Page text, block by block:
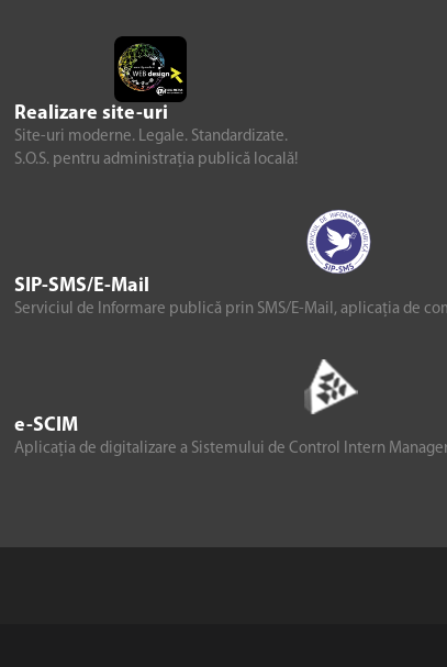
Realizare site-uri
Site-uri moderne. Legale. Standardizate.
S.O.S. pentru administrația publică locală!
SIP-SMS/E-Mail
Serviciul de Informare publică prin SMS/E-Mail, aplicația de
e-SCIM
Aplicația de digitalizare a Sistemului de Control Intern